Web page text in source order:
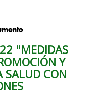
"MEDIDAS
Y
SALUD CON